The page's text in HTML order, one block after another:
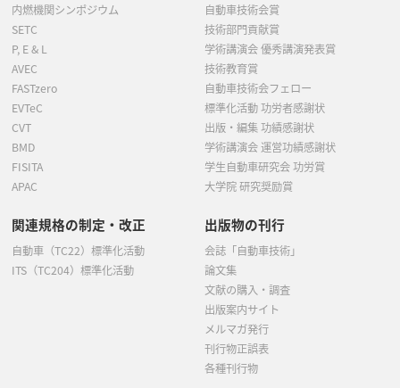
内燃機関シンポジウム
SETC
P, E & L
AVEC
FASTzero
EVTeC
CVT
BMD
FISITA
APAC
自動車技術会賞
技術部門貢献賞
学術講演会 優秀講演発表賞
技術教育賞
自動車技術会フェロー
標準化活動 功労者感謝状
出版・編集 功績感謝状
学術講演会 運営功績感謝状
学生自動車研究会 功労賞
大学院 研究奨励賞
関連規格の制定・改正
自動車（TC22）標準化活動
ITS（TC204）標準化活動
出版物の刊行
会誌「自動車技術」
論文集
文献の購入・調査
出版案内サイト
メルマガ発行
刊行物正誤表
各種刊行物